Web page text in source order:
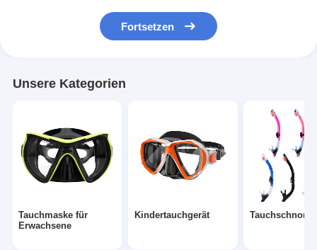
Fortsetzen
Unsere Kategorien
Tauchmaske für
Erwachsene
Kindertauchgerät